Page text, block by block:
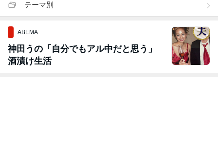
テーマ別
ABEMA
神田うの「自分でもアル中だと思う」
酒漬け生活